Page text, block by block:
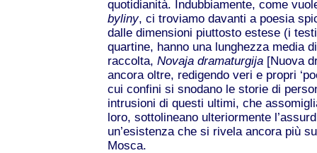
quotidianità. Indubbiamente, come
byliny, ci troviamo davanti a poesia
dalle dimensioni piuttosto estese (i
quartine, hanno una lunghezza media
raccolta, Novaja dramaturgija [Nuova
ancora oltre, redigendo veri e propri
cui confini si snodano le storie di
intrusioni di questi ultimi, che
loro, sottolineano ulteriormente
un’esistenza che si rivela ancora più
Mosca.